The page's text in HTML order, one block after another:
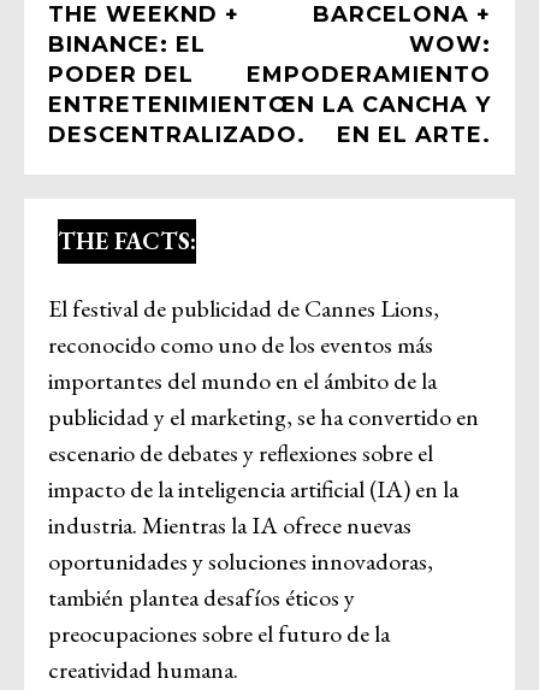
THE FACTS:
El festival de publicidad de Cannes Lions,
reconocido como uno de los eventos más
importantes del mundo en el ámbito de la
publicidad y el marketing, se ha convertido en
escenario de debates y reflexiones sobre el
impacto de la inteligencia artificial (IA) en la
industria. Mientras la IA ofrece nuevas
oportunidades y soluciones innovadoras,
también plantea desafíos éticos y
preocupaciones sobre el futuro de la
creatividad humana.
THE WEEKND +
BINANCE: EL
PODER DEL
ENTRETENIMIENTO
DESCENTRALIZADO.
BARCELONA +
WOW:
EMPODERAMIENTO
EN LA CANCHA Y
EN EL ARTE.